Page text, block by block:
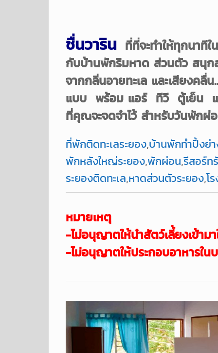
ชื่นวาริน ที่ที่จะทำให้ทุกนาทีใน
กับบ้านพักริมหาด ส่วนตัว สนุ
จากกลิ่นอายทะเล และเสียงค
แบบ พร้อม แอร์ ทีวี ตู้เย็น แ
ที่คุณจะจดจำไว้ สำหรับวันพักผ่
ที่พักติดทะเลระยอง,บ้านพักทำปิ้งย่
พักหลังใหญ่ระยอง,พักผ่อน,รีสอร์ท
ระยองติดทะเล,หาดส่วนตัวระยอง,โ
หมายเหตุ
-ไม่อนุญาตให้นำสัตว์เลี้ยงเข้าม
-ไม่อนุญาตให้ประกอบอาหารใน